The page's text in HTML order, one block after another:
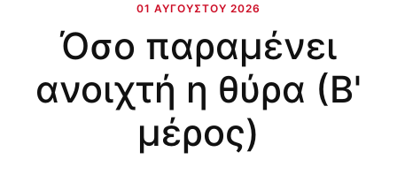
01 ΑΥΓΟΎΣΤΟΥ 2026
Όσο παραμένει
ανοιχτή η θύρα (Β'
μέρος)